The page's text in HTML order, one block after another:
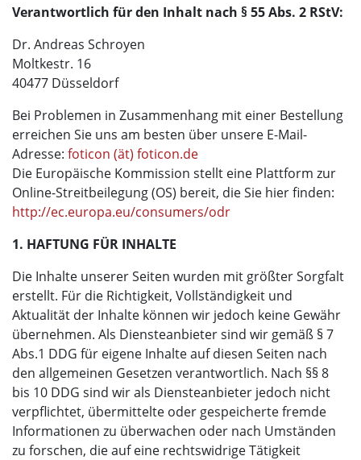
Verantwortlich für den Inhalt nach § 55 Abs. 2 RStV:
Dr. Andreas Schroyen
Moltkestr. 16
40477 Düsseldorf
Bei Problemen in Zusammenhang mit einer Bestellung
erreichen Sie uns am besten über unsere E-Mail-
Adresse: foticon (ät) foticon.de
Die Europäische Kommission stellt eine Plattform zur
Online-Streitbeilegung (OS) bereit, die Sie hier finden:
http://ec.europa.eu/consumers/odr
1. HAFTUNG FÜR INHALTE
Die Inhalte unserer Seiten wurden mit größter Sorgfalt
erstellt. Für die Richtigkeit, Vollständigkeit und
Aktualität der Inhalte können wir jedoch keine Gewähr
übernehmen. Als Diensteanbieter sind wir gemäß § 7
Abs.1 DDG für eigene Inhalte auf diesen Seiten nach
den allgemeinen Gesetzen verantwortlich. Nach §§ 8
bis 10 DDG sind wir als Diensteanbieter jedoch nicht
verpflichtet, übermittelte oder gespeicherte fremde
Informationen zu überwachen oder nach Umständen
zu forschen, die auf eine rechtswidrige Tätigkeit